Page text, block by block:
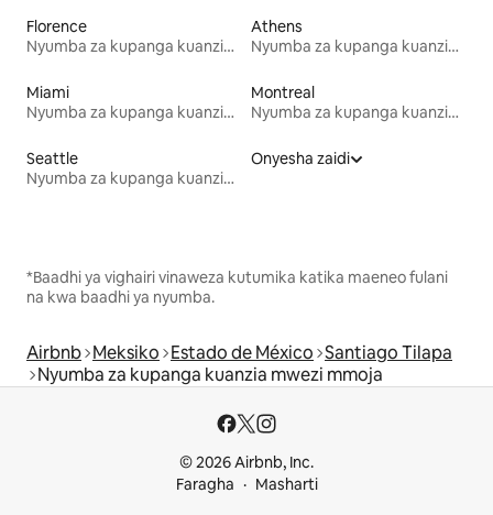
Florence
Nyumba za kupanga kuanzia mwezi mmoja
Athens
Nyumba za kupanga kuanzia mwezi mmoja
Miami
Nyumba za kupanga kuanzia mwezi mmoja
Montreal
Nyumba za kupanga kuanzia mwezi mmoja
Seattle
Nyumba za kupanga kuanzia mwezi mmoja
Onyesha zaidi
*Baadhi ya vighairi vinaweza kutumika katika maeneo fulani
na kwa baadhi ya nyumba.
Airbnb Meksiko Estado de México Santiago Tilapa
Nyumba za kupanga kuanzia mwezi mmoja
© 2026 Airbnb, Inc.
Faragha
Masharti